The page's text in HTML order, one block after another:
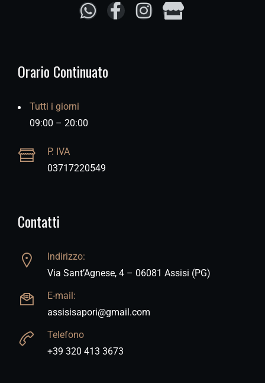
Orario Continuato
Tutti i giorni
09:00 – 20:00
P. IVA
03717220549
Contatti
Indirizzo:
Via Sant’Agnese, 4 – 06081 Assisi (PG)
E-mail:
assisisapori@gmail.com
Telefono
+39 320 413 3673